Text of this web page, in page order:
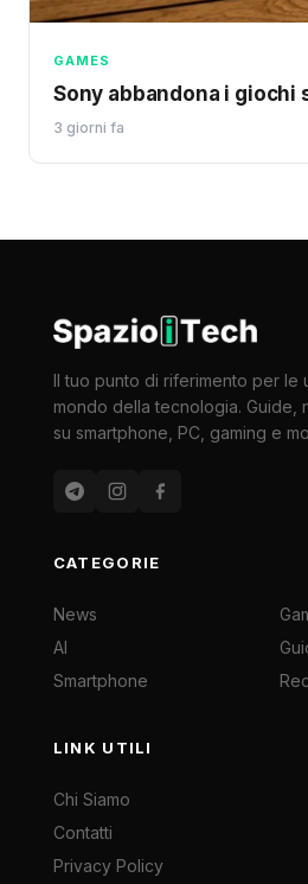
GAMES
Sony abbandona i giochi
3 giorni fa
Il tuo punto di riferimento per le
mondo della tecnologia. Guide,
su smartphone, PC, gaming e
CATEGORIE
News
AI
Smartphone
LINK UTILI
Chi Siamo
Contatti
Privacy Policy